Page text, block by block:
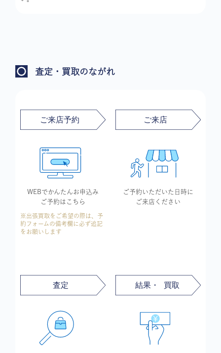
査定・買取のながれ
WEBでかんたんお申込み
ご予約はこちら
※出張買取をご希望の際は、予
約フォームの備考欄に必ず追記
をお願いします
ご予約いただいた 日時に
ご来店ください